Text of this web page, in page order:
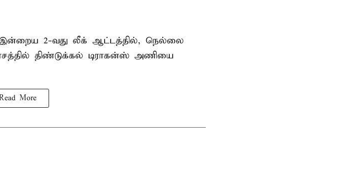
இன்றைய 2-வது லீக் ஆட்டத்தில், நெல்லை
திண்டுக்கல் டிராகன்ஸ் அணியை
More